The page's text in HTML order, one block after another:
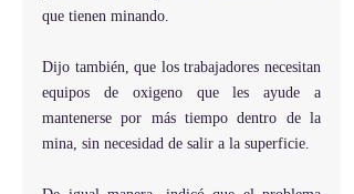
que tienen minando.
Dijo también, que los trabajadores necesitan
equipos de oxigeno que les ayude a
mantenerse por más tiempo dentro de la
mina, sin necesidad de salir a la superficie.